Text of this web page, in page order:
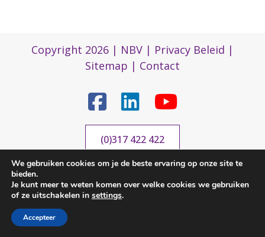
Contactgegevens
Copyright 2026 | NBV | Privacy Beleid |
Sitemap | Contact
(0)317 422 422
nbvbureau@bijenhouders.nl
We gebruiken cookies om je de beste ervaring op onze site te
bieden.
Je kunt meer te weten komen over welke cookies we gebruiken
of ze uitschakelen in settings.
Accepteer